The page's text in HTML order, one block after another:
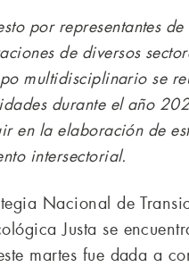
por representantes
de diversos
multidisciplinario se
durante el año
en la elaboración de
intersectorial.
Nacional de
Justa se
martes fue dada a